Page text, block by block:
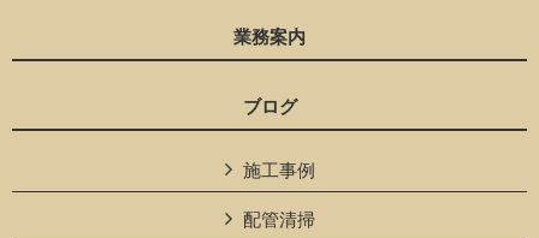
業務案内
ブログ
施工事例
配管清掃